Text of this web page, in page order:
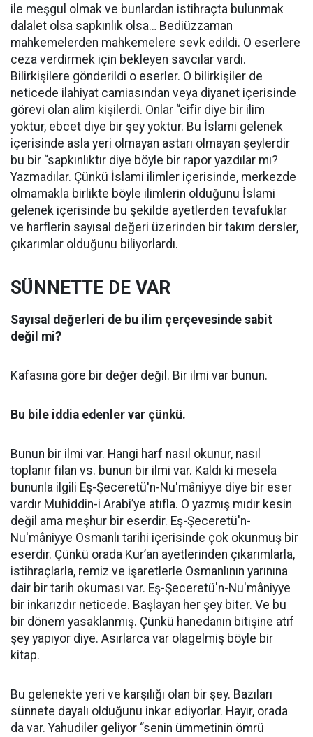
ile meşgul olmak ve bunlardan istihraçta bulunmak
dalalet olsa sapkınlık olsa… Bediüzzaman
mahkemelerden mahkemelere sevk edildi. O eserlere
ceza verdirmek için bekleyen savcılar vardı.
Bilirkişilere gönderildi o eserler. O bilirkişiler de
neticede ilahiyat camiasından veya diyanet içerisinde
görevi olan alim kişilerdi. Onlar “cifir diye bir ilim
yoktur, ebcet diye bir şey yoktur. Bu İslami gelenek
içerisinde asla yeri olmayan astarı olmayan şeylerdir
bu bir “sapkınlıktır diye böyle bir rapor yazdılar mı?
Yazmadılar. Çünkü İslami ilimler içerisinde, merkezde
olmamakla birlikte böyle ilimlerin olduğunu İslami
gelenek içerisinde bu şekilde ayetlerden tevafuklar
ve harflerin sayısal değeri üzerinden bir takım dersler,
çıkarımlar olduğunu biliyorlardı.
SÜNNETTE DE VAR
Sayısal değerleri de bu ilim çerçevesinde sabit
değil mi?
Kafasına göre bir değer değil. Bir ilmi var bunun.
Bu bile iddia edenler var çünkü.
Bunun bir ilmi var. Hangi harf nasıl okunur, nasıl
toplanır filan vs. bunun bir ilmi var. Kaldı ki mesela
bununla ilgili Eş-Şeceretü'n-Nu'mâniyye diye bir eser
vardır Muhiddin-i Arabi’ye atıfla. O yazmış mıdır kesin
değil ama meşhur bir eserdir. Eş-Şeceretü'n-
Nu'mâniyye Osmanlı tarihi içerisinde çok okunmuş bir
eserdir. Çünkü orada Kur’an ayetlerinden çıkarımlarla,
istihraçlarla, remiz ve işaretlerle Osmanlının yarınına
dair bir tarih okuması var. Eş-Şeceretü'n-Nu'mâniyye
bir inkarızdır neticede. Başlayan her şey biter. Ve bu
bir dönem yasaklanmış. Çünkü hanedanın bitişine atıf
şey yapıyor diye. Asırlarca var olagelmiş böyle bir
kitap.
Bu gelenekte yeri ve karşılığı olan bir şey. Bazıları
sünnete dayalı olduğunu inkar ediyorlar. Hayır, orada
da var. Yahudiler geliyor “senin ümmetinin ömrü